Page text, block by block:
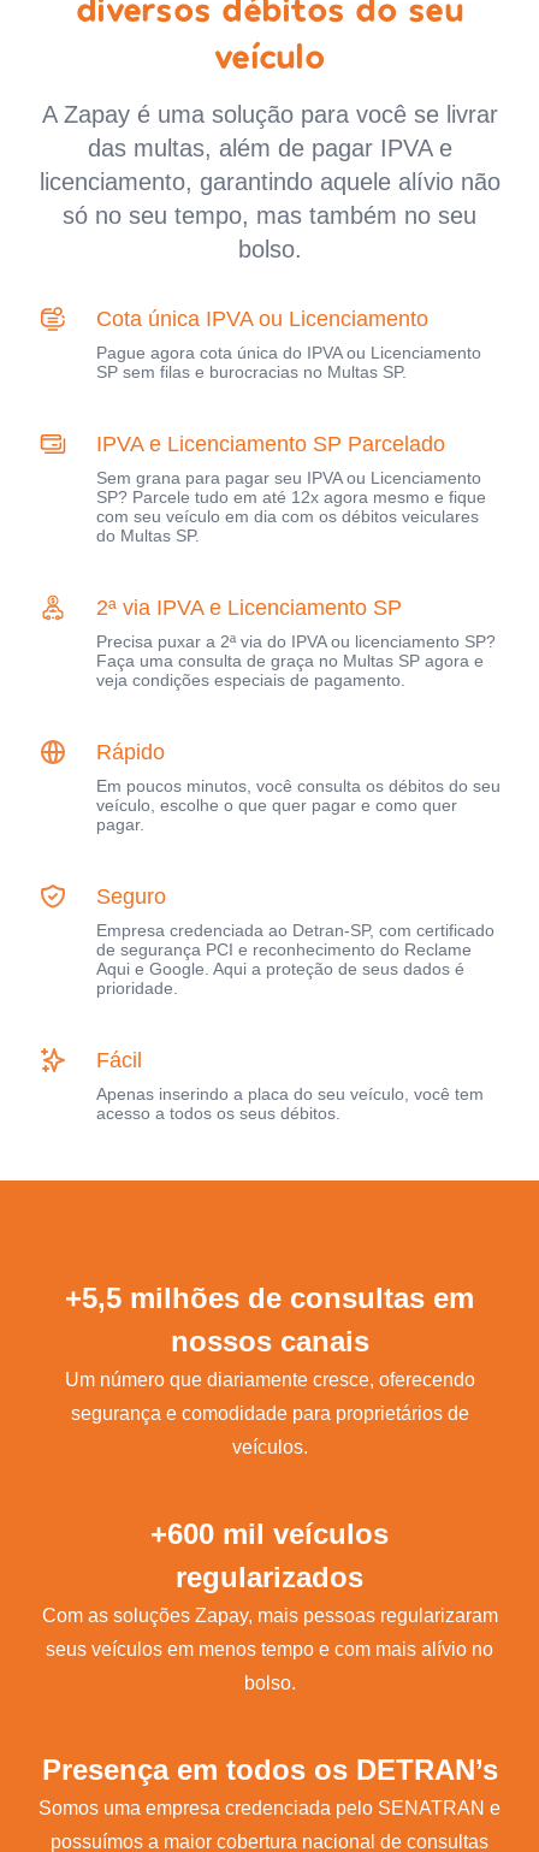
veículo
A Zapay é uma solução para você se livrar
das multas, além de pagar IPVA e
licenciamento, garantindo aquele alívio não
só no seu tempo, mas também no seu
bolso.
Cota única IPVA ou Licenciamento
Pague agora cota única do IPVA ou Licenciamento
SP sem filas e burocracias no Multas SP.
IPVA e Licenciamento SP Parcelado
Sem grana para pagar seu IPVA ou Licenciamento
SP? Parcele tudo em até 12x agora mesmo e fique
com seu veículo em dia com os débitos veiculares
do Multas SP.
2ª via IPVA e Licenciamento SP
Precisa puxar a 2ª via do IPVA ou licenciamento SP?
Faça uma consulta de graça no Multas SP agora e
veja condições especiais de pagamento.
Rápido
Em poucos minutos, você consulta os débitos do seu
veículo, escolhe o que quer pagar e como quer
pagar.
Seguro
Empresa credenciada ao Detran-SP, com certificado
de segurança PCI e reconhecimento do Reclame
Aqui e Google. Aqui a proteção de seus dados é
prioridade.
Fácil
Apenas inserindo a placa do seu veículo, você tem
acesso a todos os seus débitos.
+5,5 milhões de consultas em
nossos canais
Um número que diariamente cresce, oferecendo
segurança e comodidade para proprietários de
veículos.
+600 mil veículos
regularizados
Com as soluções Zapay, mais pessoas regularizaram
seus veículos em menos tempo e com mais alívio no
bolso.
Presença em todos os DETRAN’s
Somos uma empresa credenciada pelo SENATRAN e
possuímos a maior cobertura nacional de consultas